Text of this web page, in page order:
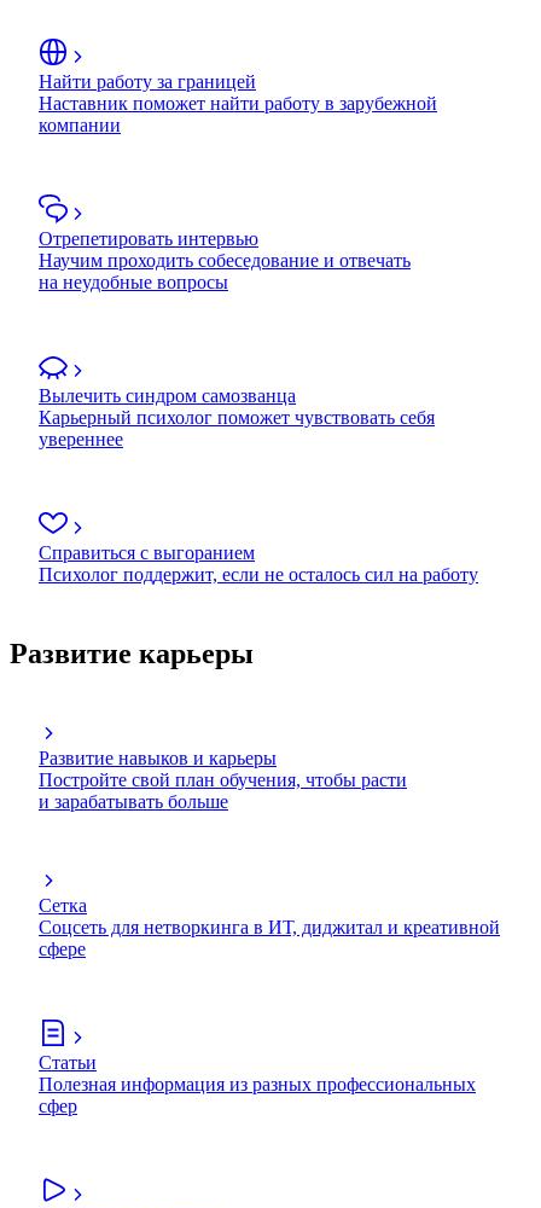
Найти работу за границей
Наставник поможет найти работу в зарубежной
компании
Отрепетировать интервью
Научим проходить собеседование и отвечать
на неудобные вопросы
Вылечить синдром самозванца
Карьерный психолог поможет чувствовать себя
увереннее
Справиться с выгоранием
Психолог поддержит, если не осталось сил на работу
Развитие карьеры
Развитие навыков и карьеры
Постройте свой план обучения, чтобы расти
и зарабатывать больше
Сетка
Соцсеть для нетворкинга в ИТ, диджитал и креативной
сфере
Статьи
Полезная информация из разных профессиональных
сфер